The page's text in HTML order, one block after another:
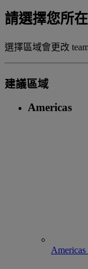
請選擇您所
選擇區域會更改
建議區域
Americas